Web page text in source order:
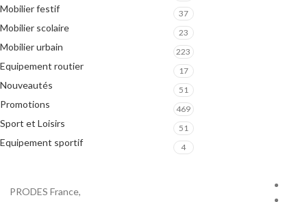
Mobilier festif 37
Mobilier scolaire 23
Mobilier urbain 223
Equipement routier 17
Nouveautés 51
Promotions 469
Sport et Loisirs 51
Equipement sportif 4
PRODES France,